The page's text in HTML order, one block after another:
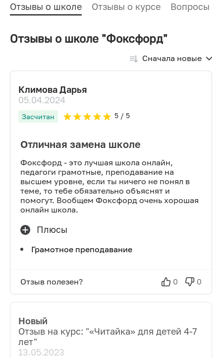
Отзывы о школе Отзывы о курсе Вопросы и
Отзывы о школе "Фоксфорд"
Сначала новые
Климова Дарья
05.04.2024
Засчитан 5/ 5
Отличная замена школе
Фоксфорд - это лучшая школа онлайн,
педагоги грамотные, преподавание на
высшем уровне, если ты ничего не понял в
теме, то тебе обязательно объяснят и
помогут. Вообщем Фоксфорд очень хорошая
онлайн школа.
Плюсы
Грамотное преподавание
Отзыв полезен? 0 0
Новый
Отзыв на курс: "«Читайка» для детей 4-7
лет"
13.05.2023